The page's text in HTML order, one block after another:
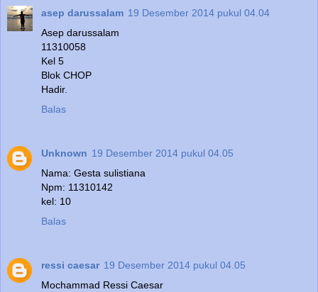
asep darussalam 19 Desember 2014 pukul 04.04
Asep darussalam
11310058
Kel 5
Blok CHOP
Hadir.
Balas
Unknown 19 Desember 2014 pukul 04.05
Nama: Gesta sulistiana
Npm: 11310142
kel: 10
Balas
ressi caesar 19 Desember 2014 pukul 04.05
Mochammad Ressi Caesar